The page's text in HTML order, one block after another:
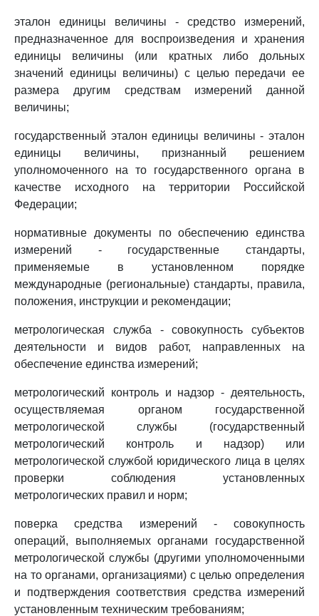
эталон единицы величины - средство измерений,
предназначенное для воспроизведения и хранения
единицы величины (или кратных либо дольных
значений единицы величины) с целью передачи ее
размера другим средствам измерений данной
величины;
государственный эталон единицы величины - эталон
единицы величины, признанный решением
уполномоченного на то государственного органа в
качестве исходного на территории Российской
Федерации;
нормативные документы по обеспечению единства
измерений - государственные стандарты,
применяемые в установленном порядке
международные (региональные) стандарты, правила,
положения, инструкции и рекомендации;
метрологическая служба - совокупность субъектов
деятельности и видов работ, направленных на
обеспечение единства измерений;
метрологический контроль и надзор - деятельность,
осуществляемая органом государственной
метрологической службы (государственный
метрологический контроль и надзор) или
метрологической службой юридического лица в целях
проверки соблюдения установленных
метрологических правил и норм;
поверка средства измерений - совокупность
операций, выполняемых органами государственной
метрологической службы (другими уполномоченными
на то органами, организациями) с целью определения
и подтверждения соответствия средства измерений
установленным техническим требованиям;